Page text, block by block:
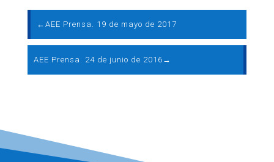
← AEE Prensa. 19 de mayo de 2017
AEE Prensa. 24 de junio de 2016 →